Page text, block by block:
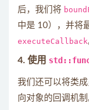
后，我们将
中是 10），并将
executeCallback
4. 使用
我们还可以将类
向对象的回调机制